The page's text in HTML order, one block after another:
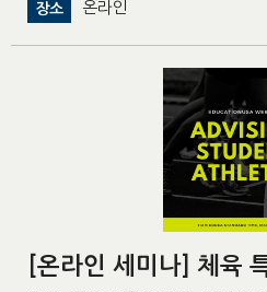
장소 온라인
[온라인 세미나] 체육